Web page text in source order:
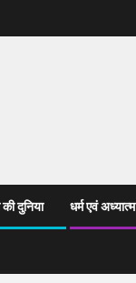
दुनिया धर्म एवं अध्यात्म